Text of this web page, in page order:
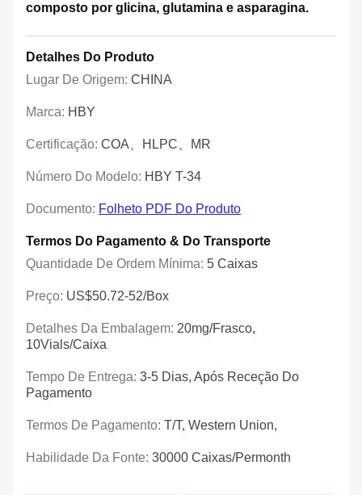
composto por glicina, glutamina e asparagina.
Detalhes Do Produto
Lugar De Origem: CHINA
Marca: HBY
Certificação: COA、HLPC、MR
Número Do Modelo: HBY T-34
Documento: Folheto PDF Do Produto
Termos Do Pagamento & Do Transporte
Quantidade De Ordem Mínima: 5 Caixas
Preço: US$50.72-52/box
Detalhes Da Embalagem: 20mg/frasco,
10Vials/caixa
Tempo De Entrega: 3-5 Dias, Após Receção Do
Pagamento
Termos De Pagamento: T/T, Western Union,
Habilidade Da Fonte: 30000 Caixas/Permonth